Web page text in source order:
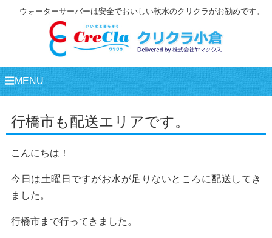
ウォーターサーバーは安全でおいしい軟水のクリクラがお勧めです。
☰MENU
行橋市も配送エリアです。
こんにちは！
今日は土曜日ですがお水が足りないところに配送してき
ました。
行橋市まで行ってきました。